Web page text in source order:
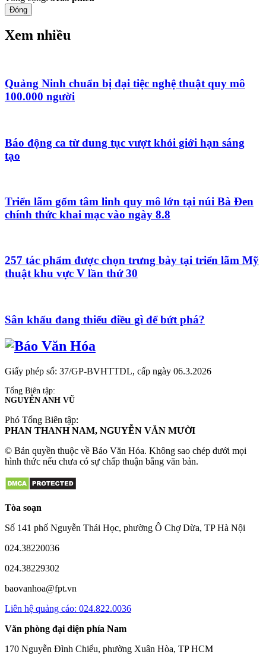
Đóng
Xem nhiều
Quảng Ninh chuẩn bị đại tiệc nghệ thuật quy mô
100.000 người
Báo động ca từ dung tục vượt khỏi giới hạn sáng
tạo
Triển lãm gốm tâm linh quy mô lớn tại núi Bà Đen
chính thức khai mạc vào ngày 8.8
257 tác phẩm được chọn trưng bày tại triển lãm Mỹ
thuật khu vực V lần thứ 30
Sân khấu đang thiếu điều gì để bứt phá?
Giấy phép số: 37/GP-BVHTTDL, cấp ngày 06.3.2026
Tổng Biên tập:
NGUYỄN ANH VŨ
Phó Tổng Biên tập:
PHAN THANH NAM, NGUYỄN VĂN MƯỜI
© Bản quyền thuộc về Báo Văn Hóa. Không sao chép dưới mọi
hình thức nếu chưa có sự chấp thuận bằng văn bản.
Tòa soạn
Số 141 phố Nguyễn Thái Học, phường Ô Chợ Dừa, TP Hà Nội
024.38220036
024.38229302
baovanhoa@fpt.vn
Liên hệ quảng cáo: 024.822.0036
Văn phòng đại diện phía Nam
170 Nguyễn Đình Chiểu, phường Xuân Hòa, TP HCM